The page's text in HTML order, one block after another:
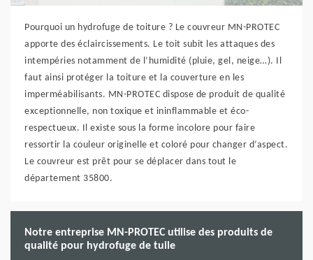
Pourquoi un hydrofuge de toiture ? Le couvreur MN-PROTEC
apporte des éclaircissements. Le toit subit les attaques des
intempéries notamment de l’humidité (pluie, gel, neige…). Il
faut ainsi protéger la toiture et la couverture en les
imperméabilisants. MN-PROTEC dispose de produit de qualité
exceptionnelle, non toxique et ininflammable et éco-
respectueux. Il existe sous la forme incolore pour faire
ressortir la couleur originelle et coloré pour changer d’aspect.
Le couvreur est prêt pour se déplacer dans tout le
département 35800.
Notre entreprise MN-PROTEC utilise des produits de
qualité pour hydrofuge de tuile